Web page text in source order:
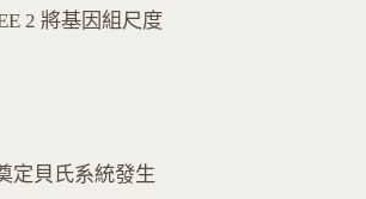
2 將基因組尺度
定貝氏系統發生